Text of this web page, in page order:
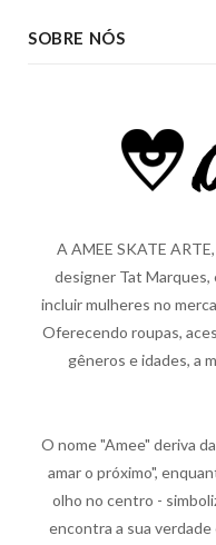
SOBRE NÓS
A AMEE SKATE
designer Tat Marques,
incluir mulheres no
Oferecendo roupas,
gêneros e idades, a
O nome "Amee" deriva
amar o próximo",
olho no centro -
encontra a sua verdade